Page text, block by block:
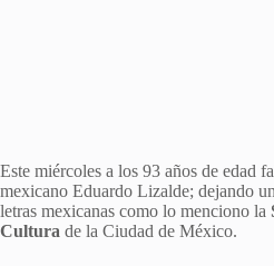
Este miércoles a los 93 años de edad
mexicano Eduardo Lizalde; dejando
letras mexicanas como lo menciono la
Cultura de la Ciudad de México.